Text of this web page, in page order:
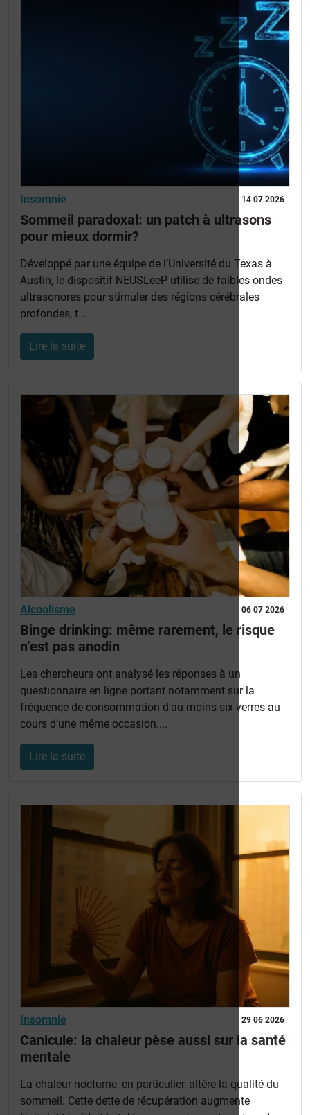
14 07 2026
Insomnie
Sommeil paradoxal: un patch à ultrasons
pour mieux dormir?
Développé par une équipe de l’Université du Texas à
Austin, le dispositif NEUSLeeP utilise de faibles ondes
ultrasonores pour stimuler des régions cérébrales
profondes, t...
Lire la suite
06 07 2026
Alcoolisme
Binge drinking: même rarement, le risque
n’est pas anodin
Les chercheurs ont analysé les réponses à un
questionnaire en ligne portant notamment sur la
fréquence de consommation d’au moins six verres au
cours d’une même occasion....
Lire la suite
29 06 2026
Insomnie
Canicule: la chaleur pèse aussi sur la santé
mentale
La chaleur nocturne, en particulier, altère la qualité du
sommeil. Cette dette de récupération augmente